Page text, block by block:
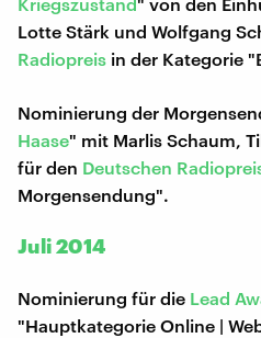
Kriegszustand " von den
Lotte Stärk und Wolfgang
Radiopreis in der Kategorie
Nominierung der
Haase" mit Marlis Schaum,
für den Deutschen
Morgensendung".
Juli 2014
Nominierung für die Lead
"Hauptkategorie Online |